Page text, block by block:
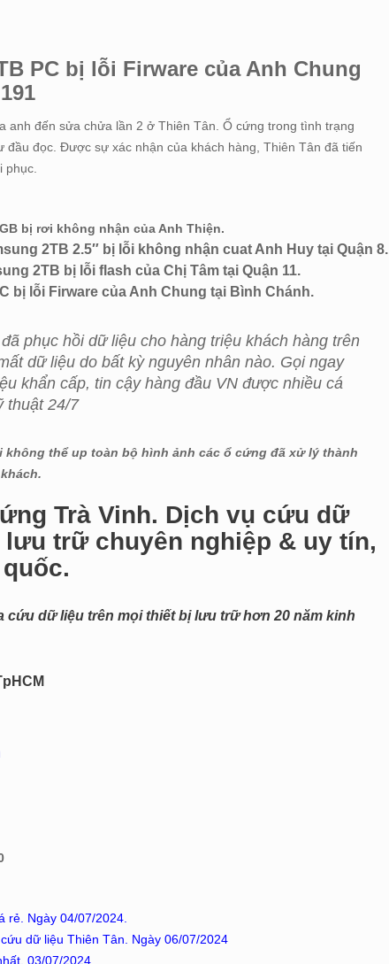
PC bị lỗi Firware của Anh Chung
đến sửa chửa lần 2 ở Thiên Tân. Ổ cứng trong tình trạng
đầu đọc. Được sự xác nhận của khách hàng, Thiên Tân đã tiến
phục.
bị rơi không nhận của Anh Thiện.
2TB 2.5″ bị lỗi không nhận cuat Anh Huy tại Quận 8.
2TB bị lỗi flash của Chị Tâm tại Quận 11.
bị lỗi Firware của Anh Chung tại Bình Chánh.
phục hồi dữ liệu cho hàng triệu khách hàng trên
dữ liệu do bất kỳ nguyên nhân nào. Gọi ngay
khẩn cấp, tin cậy hàng đầu VN được nhiều cá
thuật 24/7
thể up toàn bộ hình ảnh các ổ cứng đã xử lý thành
Trà Vinh. Dịch vụ cứu dữ
trữ chuyên nghiệp & uy tín,
cứu dữ liệu trên mọi thiết bị lưu trữ hơn 20 năm kinh
rẻ. Ngày 04/07/2024.
dữ liệu Thiên Tân. Ngày 06/07/2024
03/07/2024